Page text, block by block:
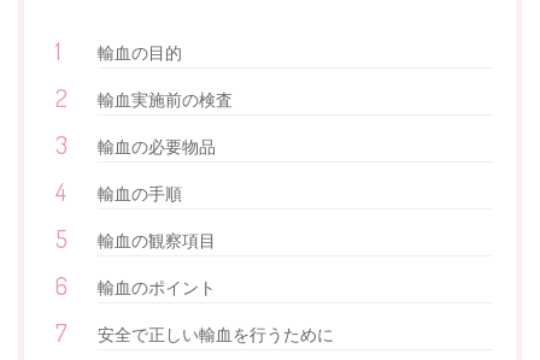
輸血の目的
輸血実施前の検査
輸血の必要物品
輸血の手順
輸血の観察項目
輸血のポイント
安全で正しい輸血を行うために